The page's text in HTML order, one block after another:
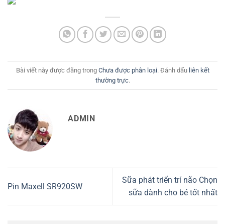
Bài viết này được đăng trong Chưa được phân loại. Đánh dấu liên kết
thường trực.
ADMIN
Pin Maxell SR920SW
Sữa phát triển trí não Chọn
sữa dành cho bé tốt nhất